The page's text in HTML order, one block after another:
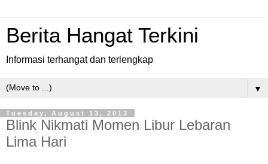
Berita Hangat Terkini
Informasi terhangat dan terlengkap
▼
Tuesday, August 13, 2013
Blink Nikmati Momen Libur Lebaran
Lima Hari